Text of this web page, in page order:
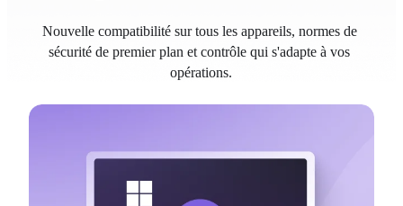
Nouvelle compatibilité sur tous les appareils, normes de
sécurité de premier plan et contrôle qui s'adapte à vos
opérations.